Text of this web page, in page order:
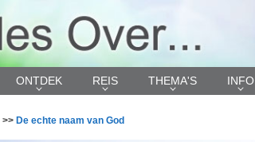
>> De echte naam van God
ONTDEK REIS THEMA'S INFO